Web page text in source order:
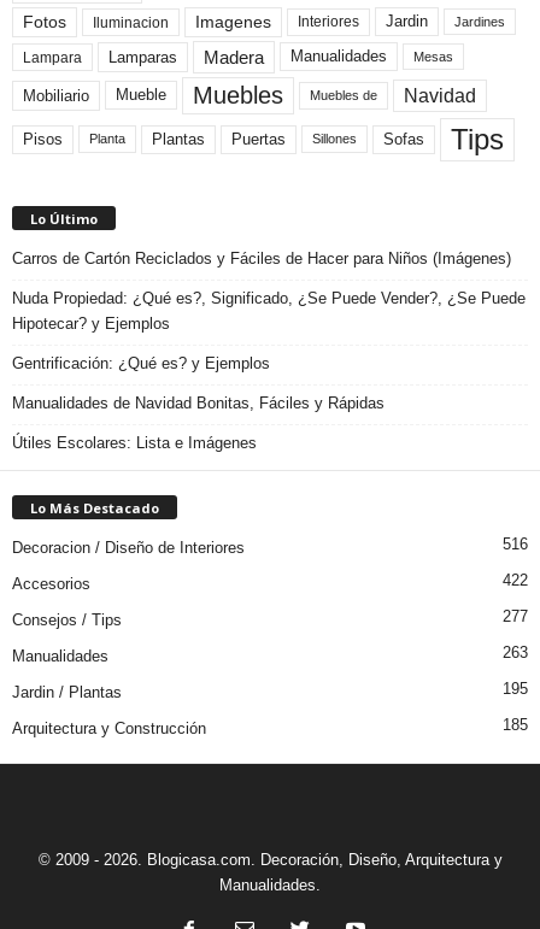
Fotos Iluminacion Imagenes Interiores Jardin Jardines
Lampara Lamparas Madera Manualidades Mesas
Mobiliario Mueble Muebles Muebles de Navidad
Pisos Planta Plantas Puertas Sillones Sofas Tips
Lo Último
Carros de Cartón Reciclados y Fáciles de Hacer para Niños (Imágenes)
Nuda Propiedad: ¿Qué es?, Significado, ¿Se Puede Vender?, ¿Se Puede
Hipotecar? y Ejemplos
Gentrificación: ¿Qué es? y Ejemplos
Manualidades de Navidad Bonitas, Fáciles y Rápidas
Útiles Escolares: Lista e Imágenes
Lo Más Destacado
Decoracion / Diseño de Interiores 516
Accesorios 422
Consejos / Tips 277
Manualidades 263
Jardin / Plantas 195
Arquitectura y Construcción 185
© 2009 - 2026. Blogicasa.com. Decoración, Diseño, Arquitectura y
Manualidades.